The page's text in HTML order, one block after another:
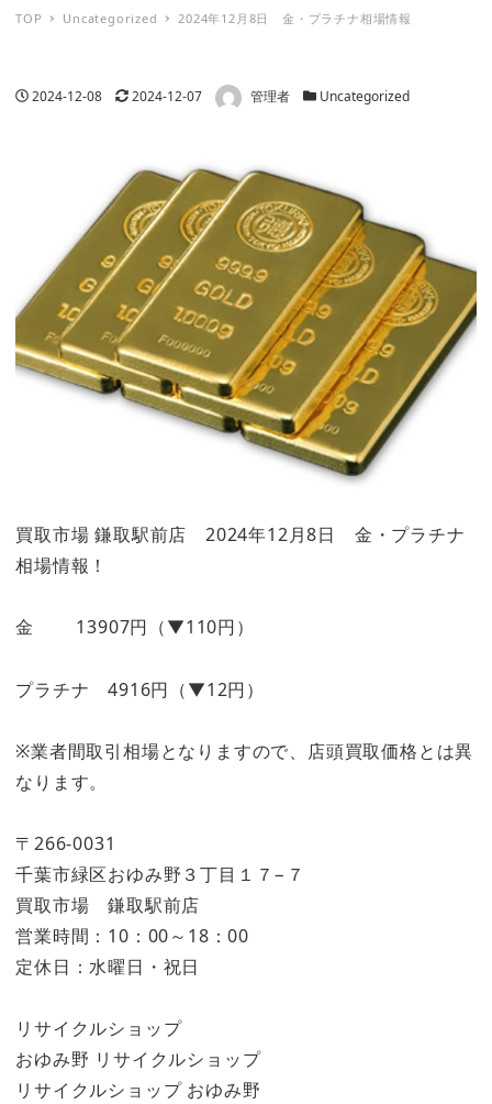
TOP Uncategorized 2024年12月8日 金・プラチナ相場情報
投稿日
2024-12-08 更新日
2024-12-07 著者 管理者 カテゴリー
Uncategorized
買取市場 鎌取駅前店 2024年12月8日 金・プラチナ
相場情報！
金 13907円（▼110円）
プラチナ 4916円（▼12円）
※業者間取引相場となりますので、店頭買取価格とは異
なります。
〒266-0031
千葉市緑区おゆみ野３丁目１７−７
買取市場 鎌取駅前店
営業時間：10：00～18：00
定休日：水曜日・祝日
リサイクルショップ
おゆみ野 リサイクルショップ
リサイクルショップ おゆみ野